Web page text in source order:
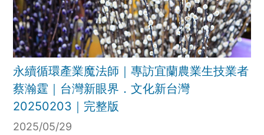
永續循環產業魔法師｜專訪宜蘭農業生技業者
蔡瀚霆｜台灣新眼界．文化新台灣
20250203｜完整版
2025/05/29